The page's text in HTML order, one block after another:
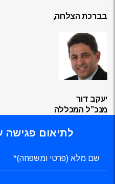
בברכת הצלחה,
יעקב דור
מנכ”ל המכללה
לתיאום פגישה